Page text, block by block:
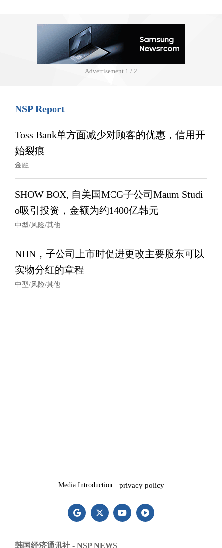
Advertisement 1 / 2
NSP Report
Toss Bank单方面减少对顾客的优惠，信用开
始裂痕
金融
SHOW BOX, 自美国MCG子公司Maum Studi
o吸引投资，金额为约1400亿韩元
中型/风险/其他
NHN，子公司上市时促进更改主要股东可以
实物分红的章程
中型/风险/其他
Media Introduction privacy policy
韩国经济通讯社 - NSP NEWS